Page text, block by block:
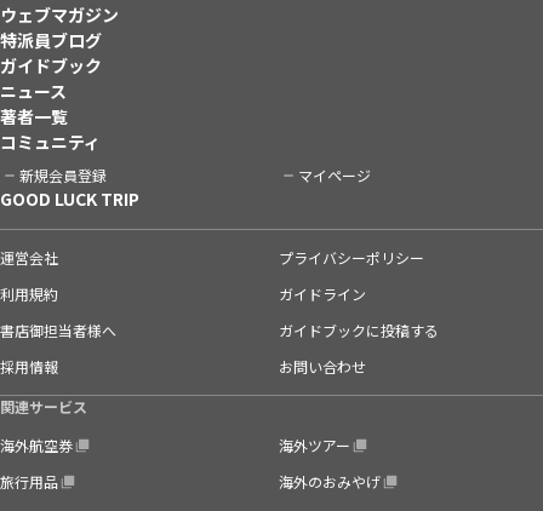
ウェブマガジン
特派員ブログ
ガイドブック
ニュース
著者一覧
コミュニティ
新規会員登録 マイページ
GOOD LUCK TRIP
運営会社
プライバシーポリシー
利用規約
ガイドライン
書店御担当者様へ
ガイドブックに投稿する
採用情報
お問い合わせ
関連サービス
海外航空券
海外ツアー
旅行用品
海外のおみやげ